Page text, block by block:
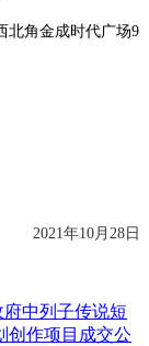
北角金成时代广场9
2021年10月 28 日
中列子传说短
创作项目成交公